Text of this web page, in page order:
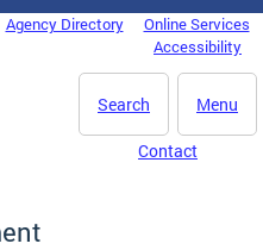
Agency Directory
Online Services
Accessibility
Menu
Search
Contact